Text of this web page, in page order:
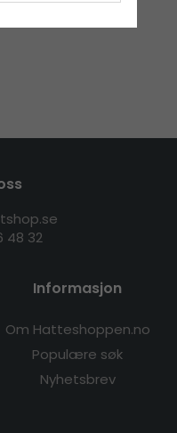
48 32
Informasjon
Om Hatteshoppen.no
Populære søk
Nyhetsbrev